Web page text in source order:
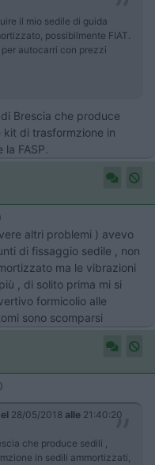
il mio sedile di guida
possibilmente FIAT.
autocarri con prezzi
Brescia che produce
di trasformzione in
FASP.
altri problemi ) avevo
di fissaggio sedile , non
ma le vibrazioni
, di solito prima mi si
formicolio alle
sono scomparsi
28/05/2018 alle 21:40:20
che produce sedili ,
in sedili ammortizzati,